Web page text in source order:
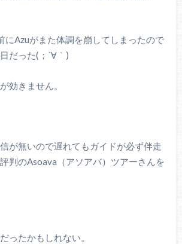
にAzuがまた体調を崩してしまったので
だった(；´∀｀)
効きません。
が無いので遅れてもガイドが必ず伴走
判のAsoava（アソアバ）ツアーさんを
ったかもしれない。